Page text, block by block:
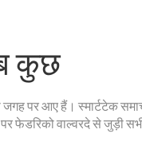
कुछ
पर आए हैं। स्मार्टटेक
फेडरिको वाल्वरदे से जुड़ी